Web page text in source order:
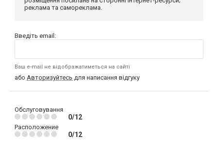
реклама та самореклама.
Введіть email:
Ваш e-mail не відображатиметься на сайті
або Авторизуйтесь для написання відгуку
Обслуговування
0/12
Расположение
0/12